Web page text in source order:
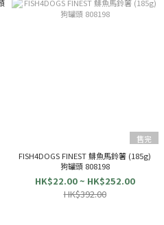
售完
FISH4DOGS FINEST 鯡魚馬鈴薯 (185g)
狗罐頭 808198
HK$22.00 ~ HK$252.00
HK$392.00